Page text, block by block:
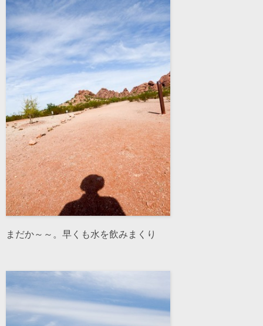
まだか～～。早くも水を飲みまくり